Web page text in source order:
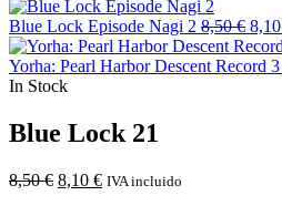
Blue Lock Episode Nagi 2 8,50€ 8,10
Yorha: Pearl Harbor Descent Record 3
In Stock
Blue Lock 21
8,50€ 8,10 € IVA incluido